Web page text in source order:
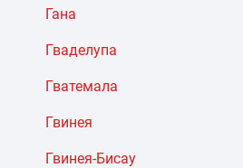
Гана
Гваделупа
Гватемала
Гвинея
Гвинея-Бисау